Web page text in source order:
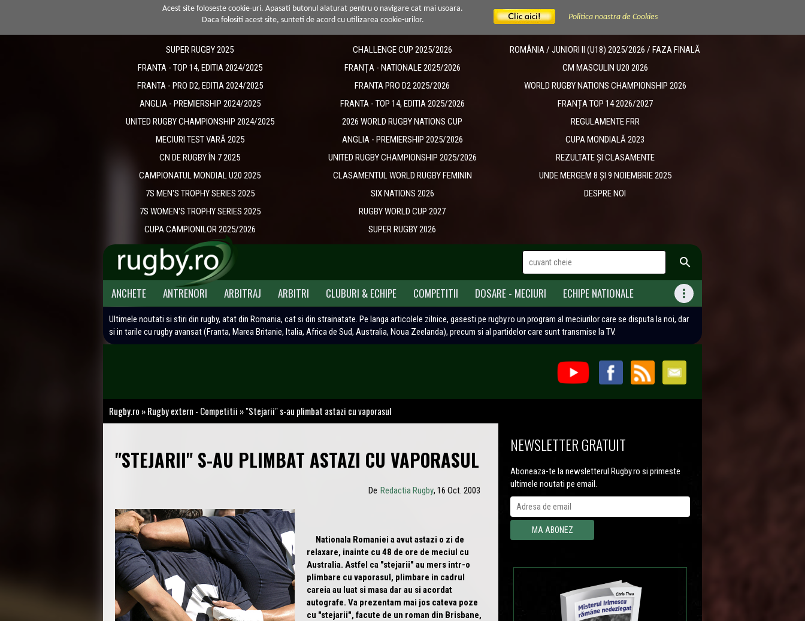
Politica noastra de Cookies
Acest site foloseste cookie-uri. Apasati butonul alaturat pentru o navigare cat mai usoara.
Daca folositi acest site, sunteti de acord cu utilizarea cookie-urilor.
SUPER RUGBY 2025
FRANTA - TOP 14, EDITIA 2024/2025
FRANTA - PRO D2, EDITIA 2024/2025
ANGLIA - PREMIERSHIP 2024/2025
UNITED RUGBY CHAMPIONSHIP 2024/2025
MECIURI TEST VARĂ 2025
CN DE RUGBY ÎN 7 2025
CAMPIONATUL MONDIAL U20 2025
7S MEN'S TROPHY SERIES 2025
7S WOMEN'S TROPHY SERIES 2025
CUPA CAMPIONILOR 2025/2026
CHALLENGE CUP 2025/2026
​FRANȚA - NATIONALE 2025/2026
FRANTA PRO D2 2025/2026
FRANTA - TOP 14, EDITIA 2025/2026
2026 WORLD RUGBY NATIONS CUP
ANGLIA - PREMIERSHIP 2025/2026
UNITED RUGBY CHAMPIONSHIP 2025/2026
CLASAMENTUL WORLD RUGBY FEMININ
SIX NATIONS 2026
RUGBY WORLD CUP 2027
SUPER RUGBY 2026
ROMÂNIA / JUNIORI II (U18) 2025/2026 / FAZA FINALĂ
CM MASCULIN U20 2026
WORLD RUGBY NATIONS CHAMPIONSHIP 2026
FRANȚA TOP 14 2026/2027
REGULAMENTE FRR
CUPA MONDIALĂ 2023
REZULTATE ȘI CLASAMENTE
UNDE MERGEM 8 ȘI 9 NOIEMBRIE 2025
DESPRE NOI

ANCHETE ANTRENORI ARBITRAJ ARBITRI CLUBURI & ECHIPE COMPETITII DOSARE - MECIURI ECHIPE NATIONALE 
Ultimele noutati si stiri din rugby, atat din Romania, cat si din strainatate. Pe langa articolele zilnice, gasesti pe rugby.ro un program al meciurilor care se disputa la noi, dar
si in tarile cu rugby avansat (Franta, Marea Britanie, Italia, Africa de Sud, Australia, Noua Zeelanda), precum si al partidelor care sunt transmise la TV.
Rugby.ro »Rugby extern - Competitii »"Stejarii" s-au plimbat astazi cu vaporasul
"STEJARII" S-AU PLIMBAT ASTAZI CU VAPORASUL
De Redactia Rugby, 16 Oct. 2003
Nationala Romaniei a avut astazi o zi de
relaxare, inainte cu 48 de ore de meciul cu
Australia. Astfel ca "stejarii" au mers intr-o
plimbare cu vaporasul, plimbare in cadrul
careia au luat si masa dar au si acordat
autografe. Va prezentam mai jos cateva poze
cu "stejarii", facute de un roman din Brisbane,
NEWSLETTER GRATUIT
Aboneaza-te la newsletterul Rugby.ro si primeste
ultimele noutati pe email.